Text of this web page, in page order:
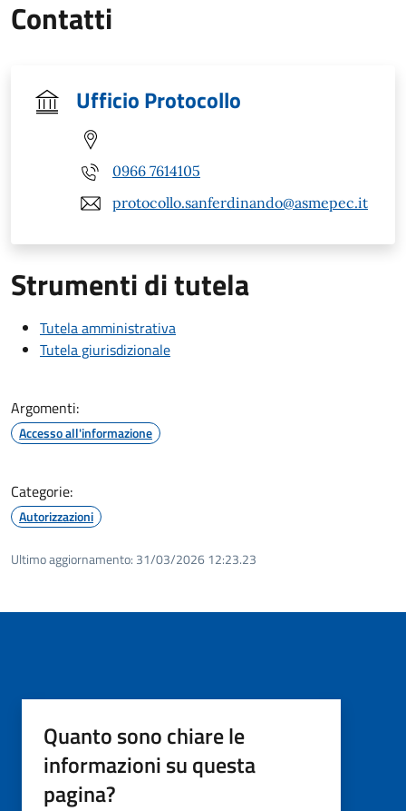
Contatti
Ufficio Protocollo
0966 7614105
protocollo.sanferdinando@asmepec.it
Strumenti di tutela
Tutela amministrativa
Tutela giurisdizionale
Argomenti:
Accesso all'informazione
Categorie:
Autorizzazioni
Ultimo aggiornamento: 31/03/2026 12:23.23
Quanto sono chiare le
informazioni su questa
pagina?